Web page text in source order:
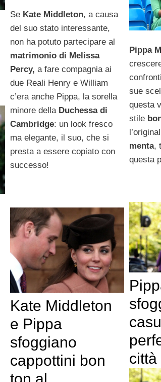
Se Kate Middleton, a causa
del suo stato interessante,
non ha potuto partecipare al
matrimonio di Melissa
Percy, a fare compagnia ai
due Reali Henry e William
c’era anche Pippa, la sorella
minore della Duchessa di
Cambridge: un look fresco
ma elegante, il suo, che si
presta a essere copiato con
successo!
Pippa
sue
questa
stile
menta,
questa
città
Kate Middleton
e Pippa
sfoggiano
cappottini bon